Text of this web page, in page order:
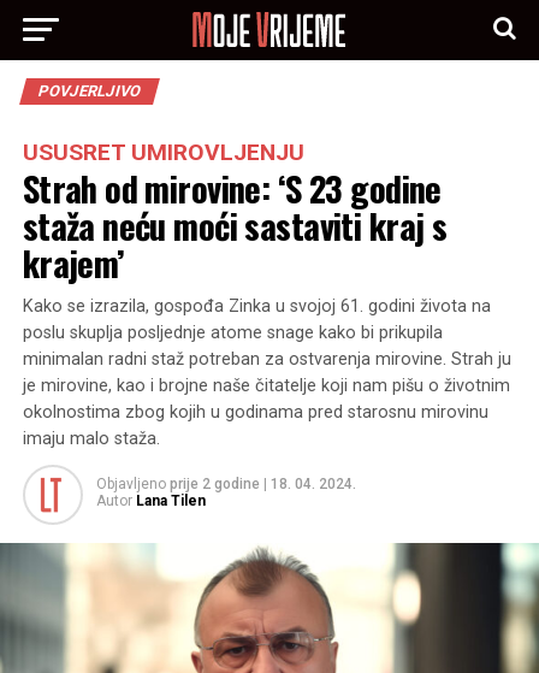
POVJERLJIVO
USUSRET UMIROVLJENJU
Strah od mirovine: ‘S 23 godine
staža neću moći sastaviti kraj s
krajem’
Kako se izrazila, gospođa Zinka u svojoj 61. godini života na
poslu skuplja posljednje atome snage kako bi prikupila
minimalan radni staž potreban za ostvarenja mirovine. Strah ju
je mirovine, kao i brojne naše čitatelje koji nam pišu o životnim
okolnostima zbog kojih u godinama pred starosnu mirovinu
imaju malo staža.
Objavljeno prije 2 godine
18. 04. 2024.
Autor Lana Tilen